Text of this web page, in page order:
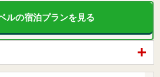
ルの宿泊プランを見る